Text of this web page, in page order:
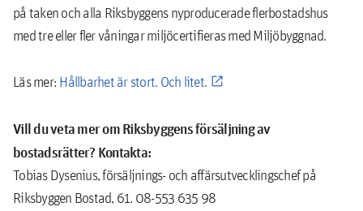
på taken och alla Riksbyggens nyproducerade flerbostadshus
med tre eller fler våningar miljöcertifieras med Miljöbyggnad.
Läs mer: Hållbarhet är stort. Och litet.
Vill du veta mer om Riksbyggens försäljning av
bostadsrätter? Kontakta:
Tobias Dysenius, försäljnings- och affärsutvecklingschef på
Riksbyggen Bostad, 61. 08-553 635 98